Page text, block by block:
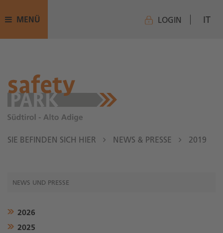
MENÜ LOGIN IT
SIE BEFINDEN SICH HIER NEWS & PRESSE 2019
NEWS UND PRESSE
2026
2025